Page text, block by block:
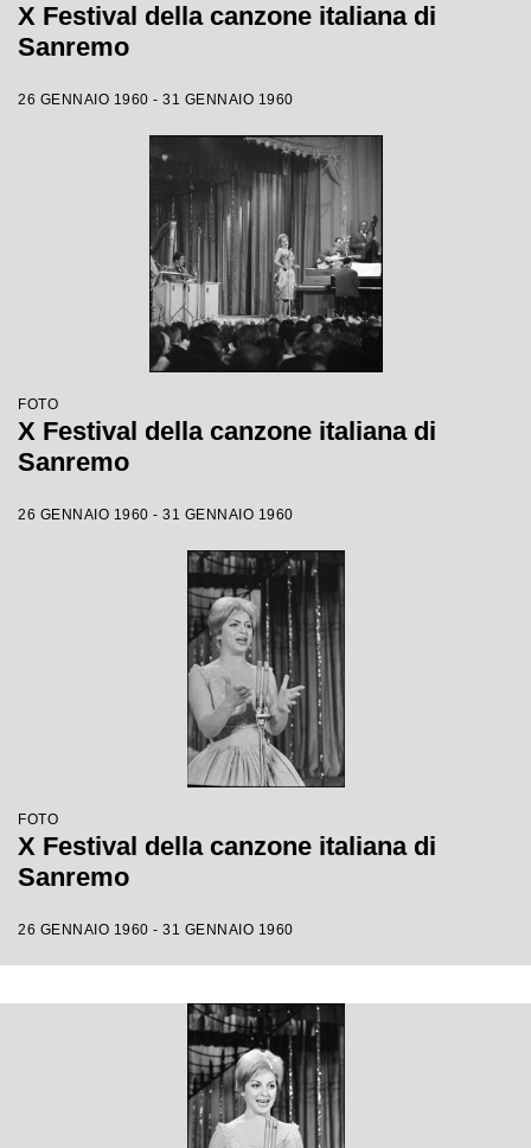
X Festival della canzone italiana di
Sanremo
26 GENNAIO 1960 - 31 GENNAIO 1960
FOTO
X Festival della canzone italiana di
Sanremo
26 GENNAIO 1960 - 31 GENNAIO 1960
FOTO
X Festival della canzone italiana di
Sanremo
26 GENNAIO 1960 - 31 GENNAIO 1960